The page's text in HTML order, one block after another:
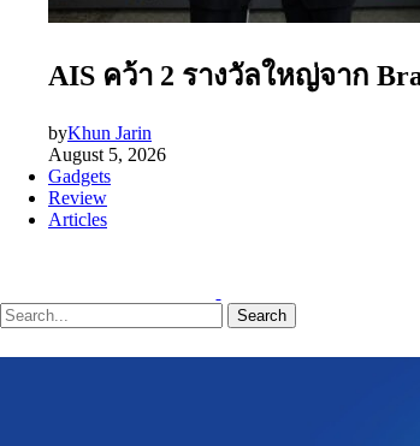
AIS คว้า 2 รางวัลใหญ่จาก
byKhun Jarin
August 5, 2026
Gadgets
Review
Articles
Search